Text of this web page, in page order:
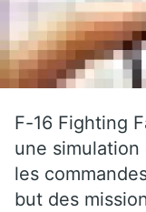
F-16 Fighting
une
les
but des